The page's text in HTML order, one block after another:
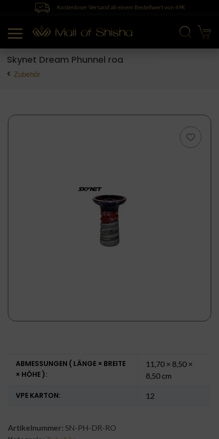
Kostenloser Versand ab einem Bestellwert von 49€
Skynet Dream Phunnel roa
Zubehör
ABMESSUNGEN ( LÄNGE × BREITE
× HÖHE ):
11,70 × 8,50 ×
8,50 cm
VPE KARTON: 12
Artikelnummer: SN-PH-DR-RO